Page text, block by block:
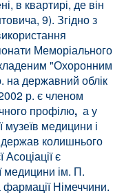
в квартирі, де він
9). Згідно з
Меморіального
"Охоронним
на державний облік
р. є членом
профілю, а у
музеїв медицини і
держав колишнього
є
медицини ім. П.
фармації Німеччини.